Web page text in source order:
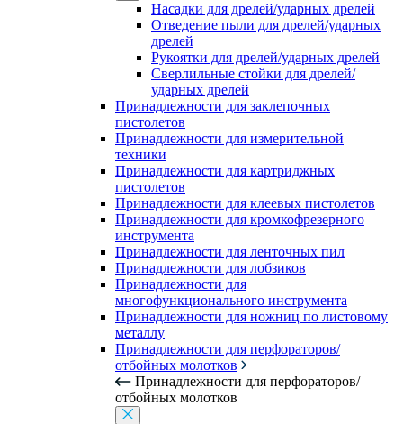
Насадки для дрелей/ударных дрелей
Отведение пыли для дрелей/ударных
дрелей
Рукоятки для дрелей/ударных дрелей
Сверлильные стойки для дрелей/
ударных дрелей
Принадлежности для заклепочных
пистолетов
Принадлежности для измерительной
техники
Принадлежности для картриджных
пистолетов
Принадлежности для клеевых пистолетов
Принадлежности для кромкофрезерного
инструмента
Принадлежности для ленточных пил
Принадлежности для лобзиков
Принадлежности для
многофункционального инструмента
Принадлежности для ножниц по листовому
металлу
Принадлежности для перфораторов/
отбойных молотков
Принадлежности для перфораторов/
отбойных молотков